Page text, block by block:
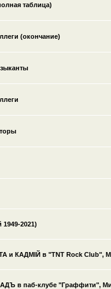
таблица)
(окончание)
2021)
и КАДМІЙ в "TNT Rock Club",
в паб-клубе "Граффити",